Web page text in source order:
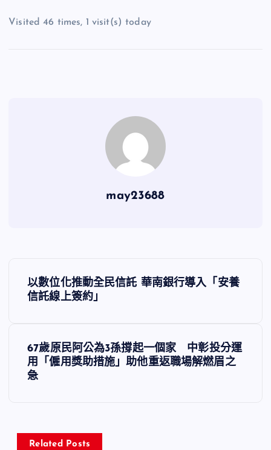
Visited 46 times, 1 visit(s) today
may23688
文
章
覽
以數位化推動全民信託 華南銀行導入「安養
信託線上簽約」
67歲原民阿公為3孫撐起一個家 中彰投分運
用「僱用獎助措施」助他重返職場解燃眉之
急
Related Posts